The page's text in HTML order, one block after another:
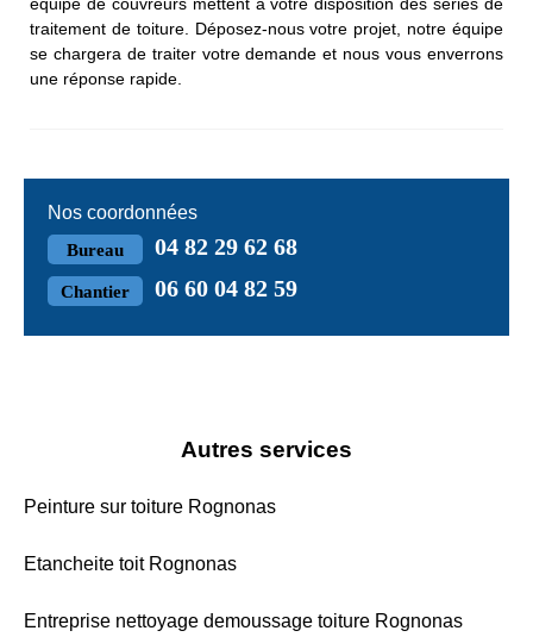
équipe de couvreurs mettent à votre disposition des séries de
traitement de toiture. Déposez-nous votre projet, notre équipe
se chargera de traiter votre demande et nous vous enverrons
une réponse rapide.
Nos coordonnées
Bureau 04 82 29 62 68
Chantier 06 60 04 82 59
Autres services
Peinture sur toiture Rognonas
Etancheite toit Rognonas
Entreprise nettoyage demoussage toiture Rognonas